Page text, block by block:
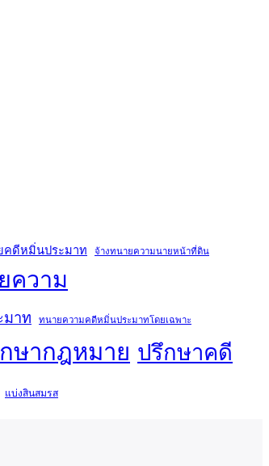
คดีหมิ่นประมาท จ้างทนายความนายหน้าที่ดิน
ความ
มาท ทนายความคดีหมิ่นประมาทโดยเฉพาะ
ษากฎหมาย ปรึกษาคดี
แบ่งสินสมรส